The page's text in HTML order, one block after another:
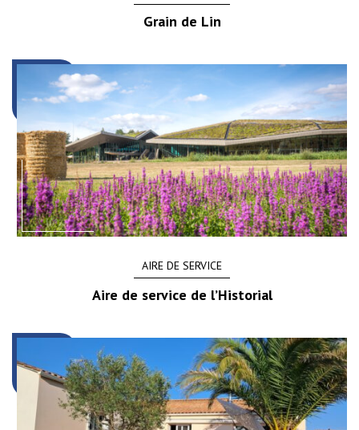
Grain de Lin
AIRE DE SERVICE
Aire de service de l’Historial